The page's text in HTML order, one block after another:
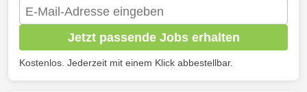
Jetzt passende Jobs erhalten
Kostenlos. Jederzeit mit einem Klick abbestellbar.